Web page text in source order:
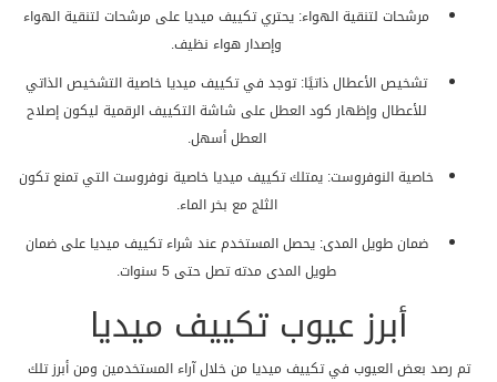
مرشحات لتنقية الهواء: يحتري تكييف ميديا على مرشحات لتنقية الهواء
وإصدار هواء نظيف.
تشخيص الأعطال ذاتيًا: توجد في تكييف ميديا خاصية التشخيص الذاتي
للأعطال وإظهار كود العطل على شاشة التكييف الرقمية ليكون إصلاح
العطل أسهل.
خاصية النوفروست: يمتلك تكييف ميديا خاصية نوفروست التي تمنع تكون
الثلج مع بخر الماء.
ضمان طويل المدى: يحصل المستخدم عند شراء تكييف ميديا على ضمان
طويل المدى مدته تصل حتى 5 سنوات.
أبرز عيوب تكييف ميديا
تم رصد بعض العيوب في تكييف ميديا من خلال آراء المستخدمين ومن أبرز تلك